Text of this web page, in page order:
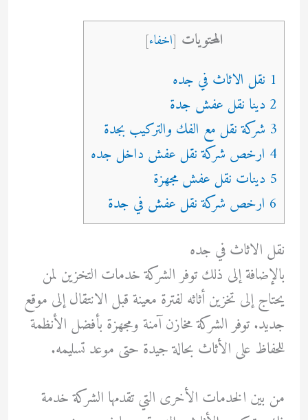
المحتويات [اخفاء]
1 نقل الاثاث في جده
2 دينا نقل عفش جدة
3 شركة نقل مع الفك والتركيب بجدة
4 ارخص شركة نقل عفش داخل جده
5 دينات نقل عفش مجهزة
6 ارخص شركة نقل عفش في جدة
نقل الاثاث في جده
بالإضافة إلى ذلك توفر الشركة خدمات التخزين لمن
يحتاج إلى تخزين أثاثه لفترة معينة قبل الانتقال إلى موقع
جديد. توفر الشركة مخازن آمنة ومجهزة بأفضل الأنظمة
للحفاظ على الأثاث بحالة جيدة حتى موعد تسليمه.
من بين الخدمات الأخرى التي تقدمها الشركة خدمة